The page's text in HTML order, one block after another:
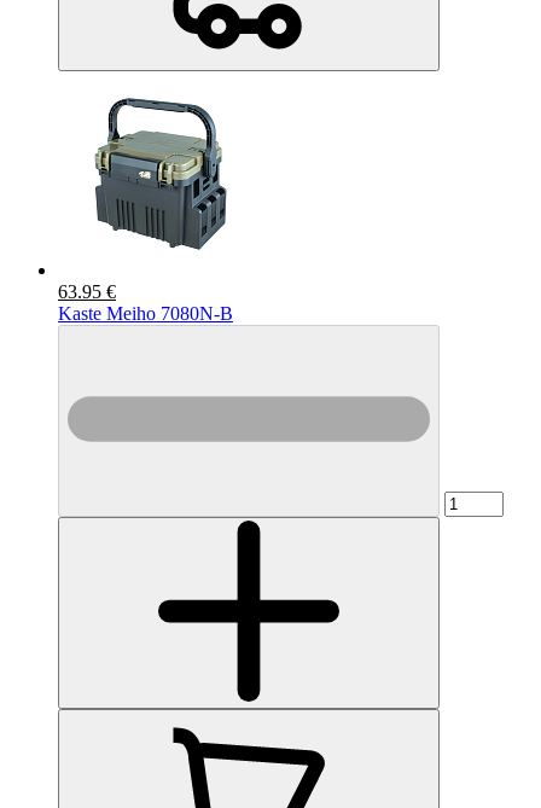
63.95 €
Kaste Meiho 7080N-B